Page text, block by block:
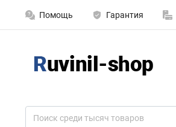
Помощь Гарантия